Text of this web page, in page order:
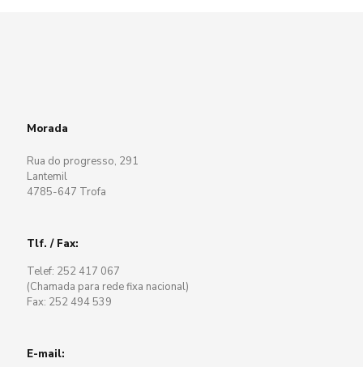
Morada
Rua do progresso, 291
Lantemil
4785-647 Trofa
Tlf. / Fax:
Telef: 252 417 067
(Chamada para rede fixa nacional)
Fax: 252 494 539
E-mail: